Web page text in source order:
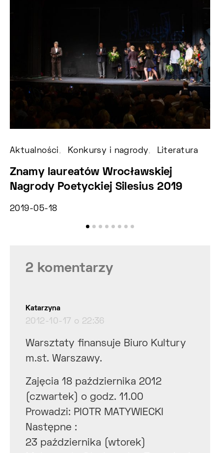
Aktualności Konkursy i nagrody Literatura
Znamy laureatów Wrocławskiej
Nagrody Poetyckiej Silesius 2019
2019-05-18
2 komentarzy
Katarzyna
2012-10-17 o 22:36
Warsztaty finansuje Biuro Kultury
m.st. Warszawy.
Zajęcia 18 października 2012
(czwartek) o godz. 11.00
Prowadzi: PIOTR MATYWIECKI
Następne :
23 października (wtorek)